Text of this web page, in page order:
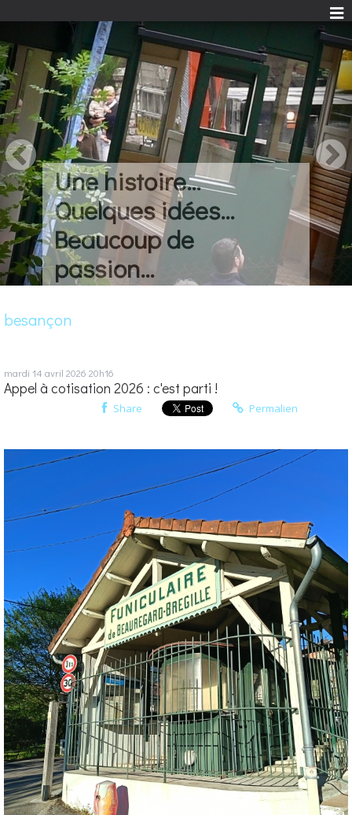
Une histoire...
Quelques idées...
Beaucoup de
passion...
besançon
mardi 14 avril 2026 20h16
Appel à cotisation 2026 : c'est parti !
Share Permalien